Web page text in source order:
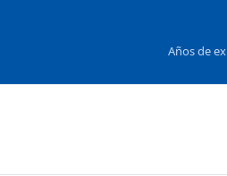
Años de